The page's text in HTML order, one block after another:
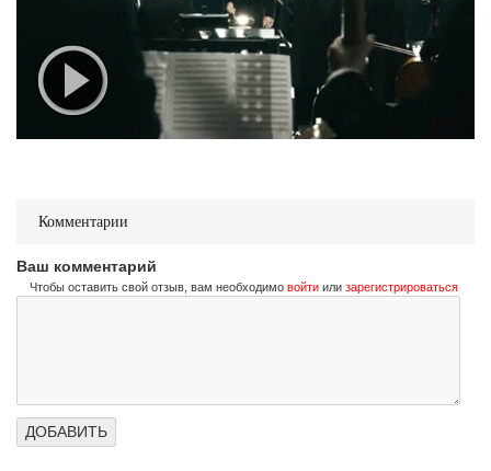
Комментарии
Ваш комментарий
Чтобы оставить свой отзыв, вам необходимо войти или зарегистрироваться